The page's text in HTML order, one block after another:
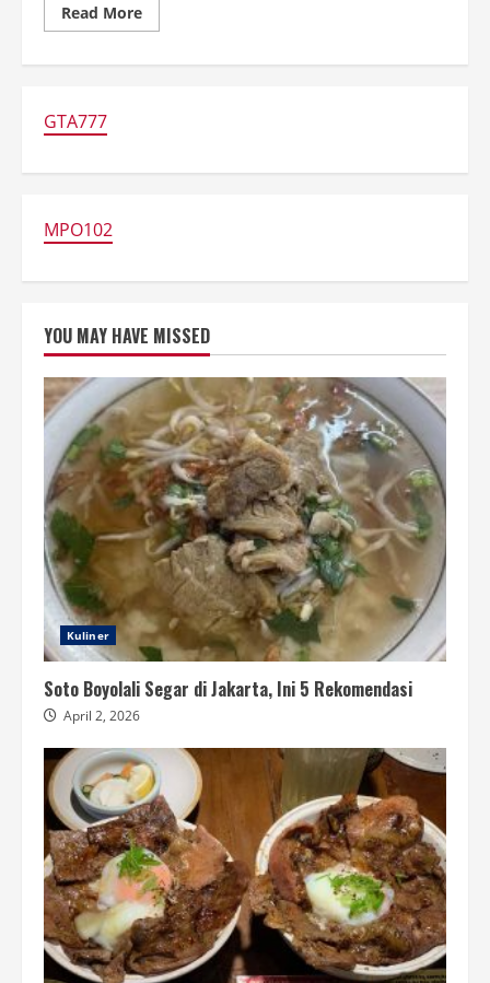
Read MoreRead
more
Jakarta
GTA777
MPO102
YOU MAY HAVE MISSED
Kuliner
Soto Boyolali Segar di Jakarta, Ini 5 Rekomendasi
April 2, 2026